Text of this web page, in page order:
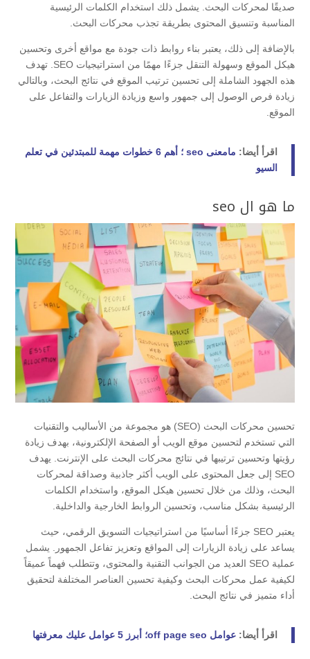
صديقًا لمحركات البحث. يشمل ذلك استخدام الكلمات الرئيسية
المناسبة وتنسيق المحتوى بطريقة تجذب محركات البحث.
بالإضافة إلى ذلك، يعتبر بناء روابط ذات جودة مع مواقع أخرى وتحسين
هيكل الموقع وسهولة التنقل جزءًا مهمًا من استراتيجيات SEO. تهدف
هذه الجهود الشاملة إلى تحسين ترتيب الموقع في نتائج البحث، وبالتالي
زيادة فرص الوصول إلى جمهور واسع وزيادة الزيارات والتفاعل على
الموقع.
اقرأ أيضا:
مامعنى seo ؛ أهم 6 خطوات مهمة للمبتدئين في تعلم
السيو
ما هو ال seo
تحسين محركات البحث (SEO) هو مجموعة من الأساليب والتقنيات
التي تستخدم لتحسين موقع الويب أو الصفحة الإلكترونية، بهدف زيادة
رؤيتها وتحسين ترتيبها في نتائج محركات البحث على الإنترنت. يهدف
SEO إلى جعل المحتوى على الويب أكثر جاذبية وصداقة لمحركات
البحث، وذلك من خلال تحسين هيكل الموقع، واستخدام الكلمات
الرئيسية بشكل مناسب، وتحسين الروابط الخارجية والداخلية.
يعتبر SEO جزءًا أساسيًا من استراتيجيات التسويق الرقمي، حيث
يساعد على زيادة الزيارات إلى المواقع وتعزيز تفاعل الجمهور. يشمل
عملية SEO العديد من الجوانب التقنية والمحتوى، وتتطلب فهماً عميقاً
لكيفية عمل محركات البحث وكيفية تحسين العناصر المختلفة لتحقيق
أداء متميز في نتائج البحث.
اقرأ أيضا: عوامل off page seo؛ أبرز 5 عوامل عليك معرفتها